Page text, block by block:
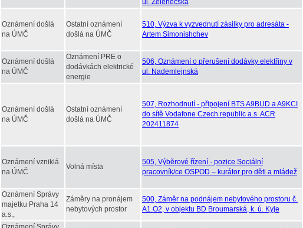
ul. Zelenečská
Oznámení došlá
na ÚMČ
Ostatní oznámení
došlá na ÚMČ
510, Výzva k vyzvednutí zásilky pro adresáta -
Artem Simonishchev
Oznámení došlá
na ÚMČ
Oznámení PRE o
dodávkách elektrické
energie
506, Oznámení o přerušení dodávky elektřiny v
ul. Nademlejnská
Oznámení došlá
na ÚMČ
Ostatní oznámení
došlá na ÚMČ
507, Rozhodnutí - připojení BTS A9BUD a A9KCI
do sítě Vodafone Czech republic a.s. ACR
202411874
Oznámení vzniklá
na ÚMČ
Volná místa
505, Výběrové řízení - pozice Sociální
pracovník/ce OSPOD – kurátor pro děti a mládež
Oznámení Správy
majetku Praha 14
a.s.,
Záměry na pronájem
nebytových prostor
500, Záměr na podnájem nebytového prostoru č.
A1.O2, v objektu BD Broumarská, k. ú. Kyje